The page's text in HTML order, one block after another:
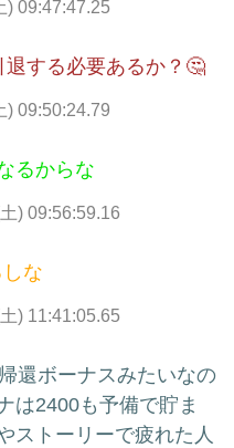
) 09:47:47.25
する必要あるか？🤔
) 09:50:24.79
るからな
) 09:56:59.16
な
) 11:41:05.65
還ボーナスみたいなの
は2400も予備で貯ま
ストーリーで疲れた人